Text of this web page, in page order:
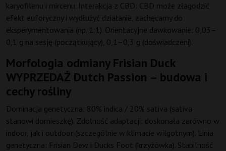
karyofilenu i mircenu. Interakcja z CBD: CBD może złagodzić
efekt euforyczny i wydłużyć działanie, zachęcamy do
eksperymentowania (np. 1:1). Orientacyjne dawkowanie: 0,03–
0,1 g na sesję (początkujący), 0,1–0,3 g (doświadczeni).
Morfologia odmiany Frisian Duck
WYPRZEDAŻ Dutch Passion – budowa i
cechy rośliny
Dominacja genetyczna: 80% indica / 20% sativa (sativa
stanowi domieszkę). Zdolność adaptacji: doskonała zarówno w
indoor, jak i outdoor (szczególnie w klimacie wilgotnym). Linia
genetyczna: Frisian Dew i Ducks Foot (krzyżówka). Stabilność